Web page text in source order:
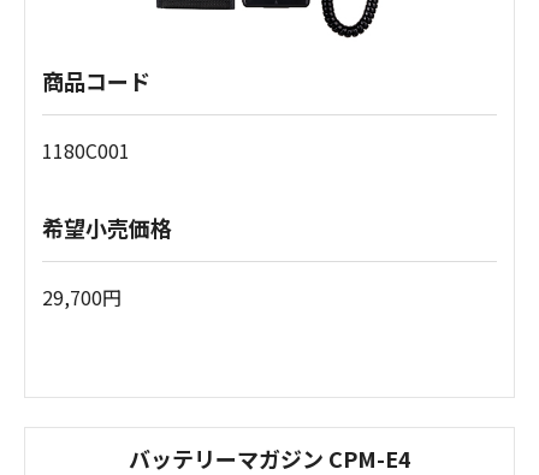
商品コード
1180C001
希望小売価格
29,700円
バッテリーマガジン CPM-E4